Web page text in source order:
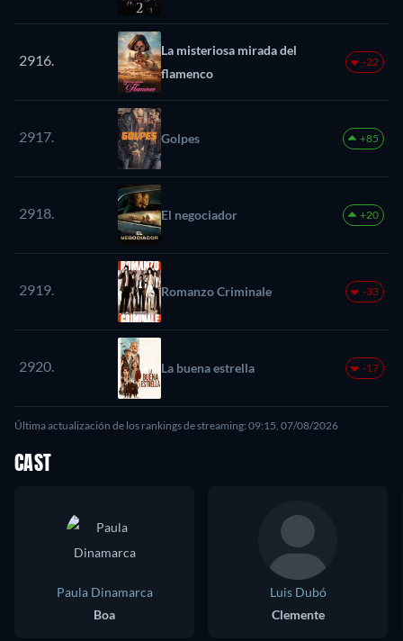
2916.
La misteriosa mirada del
flamenco
-22
2917. Golpes +85
2918. El negociador +20
2919. Romanzo Criminale -33
2920. La buena estrella -17
Última actualización de los rankings de streaming: 09:15, 07/08/2026
CAST
Paula Dinamarca
Boa
Luis Dubó
Clemente